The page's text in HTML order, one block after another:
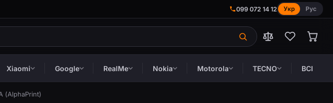
099 072 14 12 Укр Рус
Xiaomi Google RealMe Nokia Motorola TECNO ВСІ
(AlphaPrint)